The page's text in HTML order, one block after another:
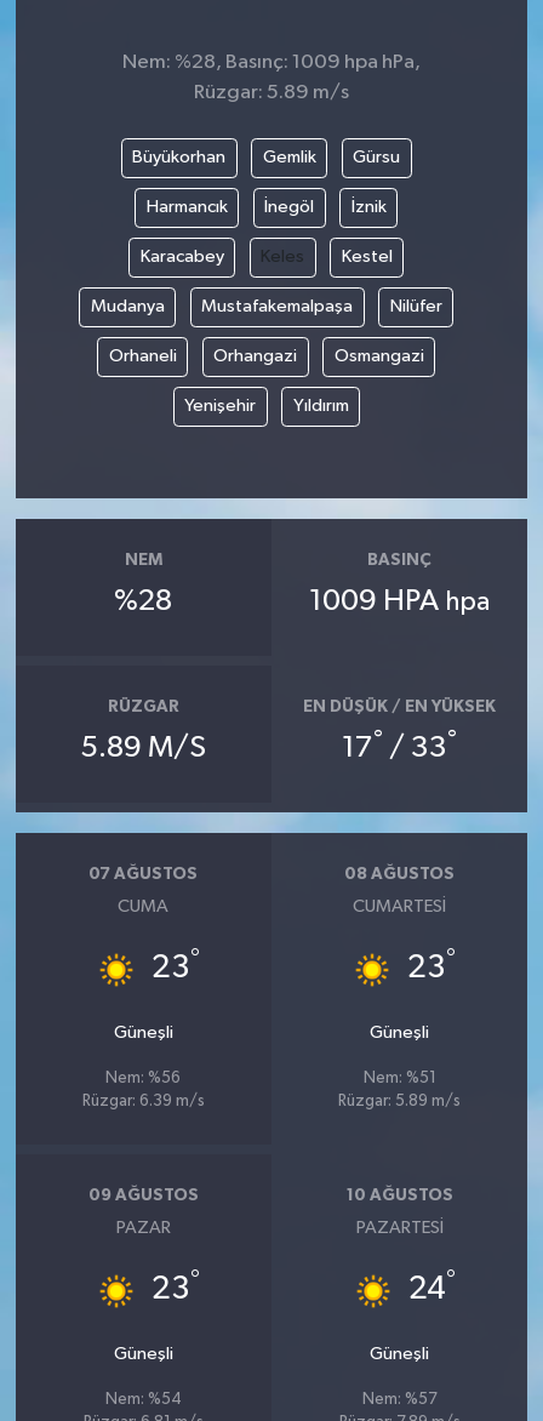
Nem: %28, Basınç: 1009 hpa hPa,
Rüzgar: 5.89 m/s
Büyükorhan Gemlik Gürsu
Harmancık İnegöl İznik
Karacabey Keles Kestel
Mudanya Mustafakemalpaşa Nilüfer
Orhaneli Orhangazi Osmangazi
Yenişehir Yıldırım
NEM
%28
BASINÇ
1009 HPA hpa
RÜZGAR
5.89 M/S
EN DÜŞÜK / EN YÜKSEK
17° / 33°
07 AĞUSTOS
CUMA
23°
Güneşli
Nem: %56
Rüzgar: 6.39 m/s
08 AĞUSTOS
CUMARTESI
23°
Güneşli
Nem: %51
Rüzgar: 5.89 m/s
09 AĞUSTOS
PAZAR
23°
Güneşli
Nem: %54
10 AĞUSTOS
PAZARTESI
24°
Güneşli
Nem: %57